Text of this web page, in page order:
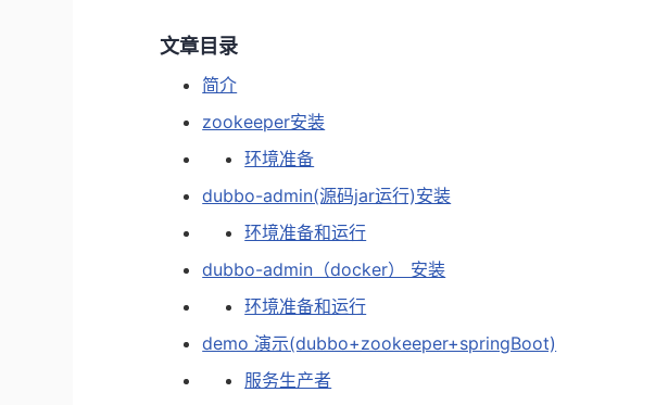
文章目录
简介
zookeeper安装
环境准备
dubbo-admin(源码jar运行)安装
环境准备和运行
dubbo-admin（docker） 安装
环境准备和运行
demo 演示(dubbo+zookeeper+springBoot)
服务生产者